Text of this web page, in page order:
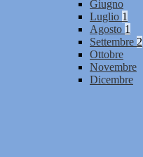
Giugno
Luglio 1
Agosto 1
Settembre 2
Ottobre
Novembre
Dicembre